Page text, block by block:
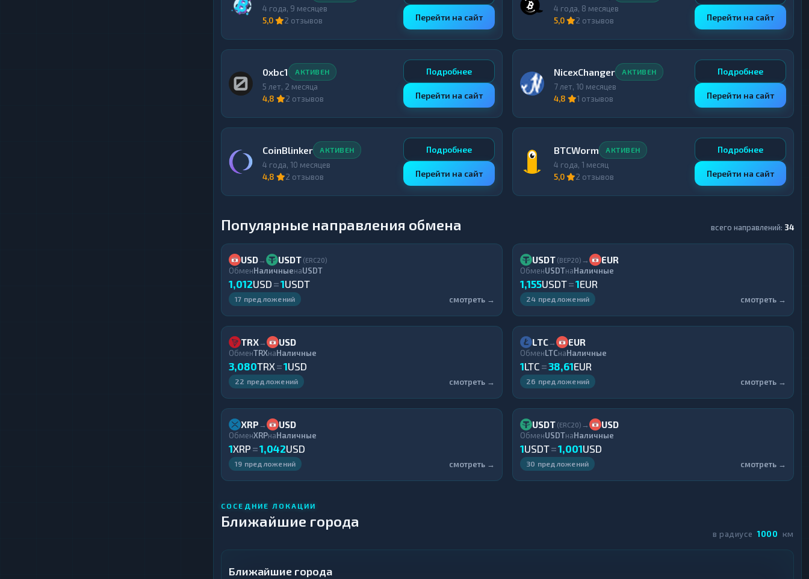
4 года, 9 месяцев
5,0
2 отзывов Перейти на сайт
4 года, 8 месяцев
5,0
2 отзывов Перейти на сайт
0xbc1 АКТИВЕН
5 лет, 2 месяца
4,8
2 отзывов
Подробнее
Перейти на сайт
NicexChanger АКТИВЕН
7 лет, 10 месяцев
4,8
1 отзывов
Подробнее
Перейти на сайт
CoinBlinker АКТИВЕН
4 года, 10 месяцев
4,8
2 отзывов
Подробнее
Перейти на сайт
BTCWorm АКТИВЕН
4 года, 1 месяц
5,0
2 отзывов
Подробнее
Перейти на сайт
Популярные направления обмена всего направлений: 34
USD→ USDT (ERC20)
ОбменНаличныенаUSDT
1,012USD =1USDT
17 предложений смотреть →
USDT (BEP20) → EUR
ОбменUSDTнаНаличные
1,155USDT=1EUR
24 предложений смотреть →
TRX→ USD
ОбменTRXнаНаличные
3,080TRX=1USD
22 предложений смотреть →
LTC→ EUR
ОбменLTCнаНаличные
1LTC =38,61EUR
26 предложений смотреть →
XRP → USD
ОбменXRPнаНаличные
1XRP =1,042USD
19 предложений смотреть →
USDT (ERC20) → USD
ОбменUSDTнаНаличные
1USDT=1,001USD
30 предложений смотреть →
СОСЕДНИЕ ЛОКАЦИИ
Ближайшие города
в радиусе 1000 км
Ближайшие города